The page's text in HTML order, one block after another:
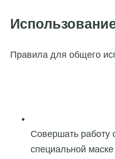
Правила для общего
Совершать работу
специальной